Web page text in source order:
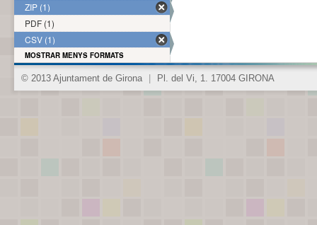
ZIP (1)
PDF (1)
CSV (1)
MOSTRAR MENYS FORMATS
© 2013 Ajuntament de Girona Pl. del Vi, 1. 17004 GIRONA